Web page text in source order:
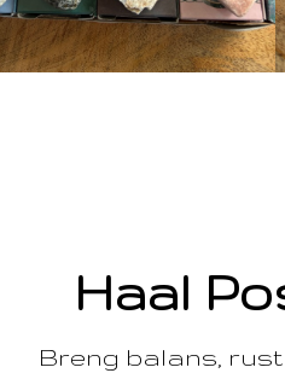
Haal
Breng balans,